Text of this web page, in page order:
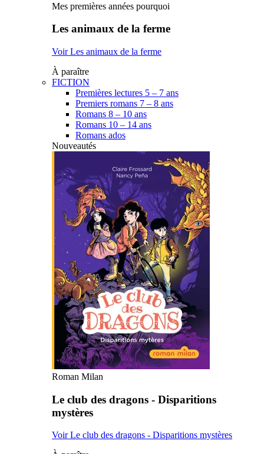
Mes premières années pourquoi
Les animaux de la ferme
Voir Les animaux de la ferme
À paraître
FICTION
Premières lectures 5 – 7 ans
Premiers romans 7 – 8 ans
Romans 8 – 10 ans
Romans 10 – 14 ans
Romans ados
Nouveautés
Roman Milan
Le club des dragons - Disparitions
mystères
Voir Le club des dragons - Disparitions mystères